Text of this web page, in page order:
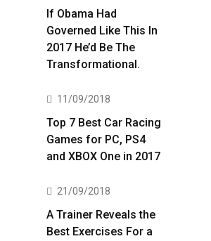
If Obama Had
Governed Like This In
2017 He’d Be The
Transformational.
11/09/2018
Top 7 Best Car Racing
Games for PC, PS4
and XBOX One in 2017
21/09/2018
A Trainer Reveals the
Best Exercises For a